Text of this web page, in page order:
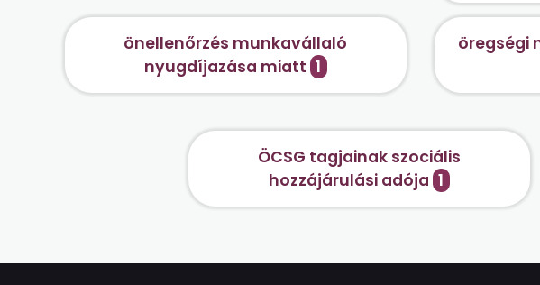
önellenőrzés munkavállaló
nyugdíjazása miatt 1
öregségi
ÖCSG tagjainak szociális
hozzájárulási adója 1